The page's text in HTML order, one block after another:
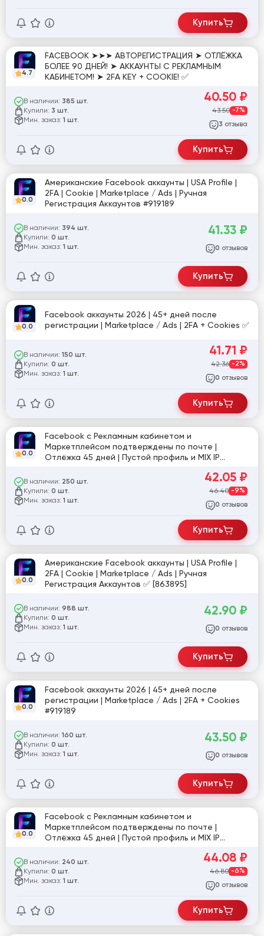
Купить
4.7
FACEBOOK ➤➤➤ АВТОРЕГИСТРАЦИЯ ➤ ОТЛЁЖКА
БОЛЕЕ 90 ДНЕЙ! ➤ АККАУНТЫ С РЕКЛАМНЫМ
КАБИНЕТОМ! ➤ 2FA KEY + COOKIE! ✅
В наличии: 385 шт.
Купили: 3 шт.
Мин. заказ: 1 шт.
40.50 ₽
43.50 -7%
3 отзыва
Купить
0.0
Американские Facebook аккаунты | USA Profile |
2FA | Cookie | Marketplace / Ads | Ручная
Регистрация Аккаунтов #919189
В наличии: 394 шт.
Купили: 0 шт.
Мин. заказ: 1 шт.
41.33 ₽
0 отзывов
Купить
0.0
Facebook аккаунты 2026 | 45+ дней после
регистрации | Marketplace / Ads | 2FA + Cookies ✅
В наличии: 150 шт.
Купили: 0 шт.
Мин. заказ: 1 шт.
41.71 ₽
42.36 -2%
0 отзывов
Купить
0.0
Facebook с Рекламным кабинетом и
Маркетплейсом подтверждены по почте |
Отлёжка 45 дней | Пустой профиль и MIX IP
В наличии: 250 шт.
Купили: 0 шт.
Мин. заказ: 1 шт.
42.05 ₽
46.40 -9%
0 отзывов
Купить
0.0
Американские Facebook аккаунты | USA Profile |
2FA | Cookie | Marketplace / Ads | Ручная
Регистрация Аккаунтов ✅ [863895]
В наличии: 988 шт.
Купили: 0 шт.
Мин. заказ: 1 шт.
42.90 ₽
0 отзывов
Купить
0.0
Facebook аккаунты 2026 | 45+ дней после
регистрации | Marketplace / Ads | 2FA + Cookies
#919189
В наличии: 160 шт.
Купили: 0 шт.
Мин. заказ: 1 шт.
43.50 ₽
0 отзывов
Купить
0.0
Facebook с Рекламным кабинетом и
Маркетплейсом подтверждены по почте |
Отлёжка 45 дней | Пустой профиль и MIX IP
В наличии: 240 шт.
Купили: 0 шт.
Мин. заказ: 1 шт.
44.08 ₽
46.80 -6%
0 отзывов
Купить